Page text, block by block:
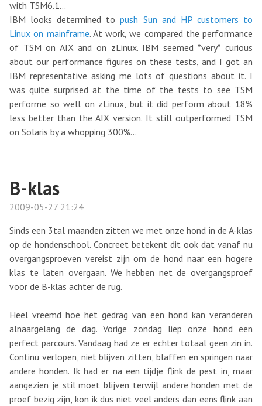
with TSM6.1...
IBM looks determined topush Sun and HP customers to
Linux on mainframe. At work, we compared the performance
of TSM on AIX and on zLinux. IBM seemed *very* curious
about our performance figures on these tests, and I got an
IBM representative asking me lots of questions about it. I
was quite surprised at the time of the tests to see TSM
performe so well on zLinux, but it did perform about 18%
less better than the AIX version. It still outperformed TSM
on Solaris by a whopping 300%...
B-klas
2009-05-27 21:24
Sinds een 3tal maanden zitten we met onze hond in de A-klas
op de hondenschool. Concreet betekent dit ook dat vanaf nu
overgangsproeven vereist zijn om de hond naar een hogere
klas te laten overgaan. We hebben net de overgangsproef
voor de B-klas achter de rug.
Heel vreemd hoe het gedrag van een hond kan veranderen
alnaargelang de dag. Vorige zondag liep onze hond een
perfect parcours. Vandaag had ze er echter totaal geen zin in.
Continu verlopen, niet blijven zitten, blaffen en springen naar
andere honden. Ik had er na een tijdje flink de pest in, maar
aangezien je stil moet blijven terwijl andere honden met de
proef bezig zijn, kon ik dus niet veel anders dan eens flink aan